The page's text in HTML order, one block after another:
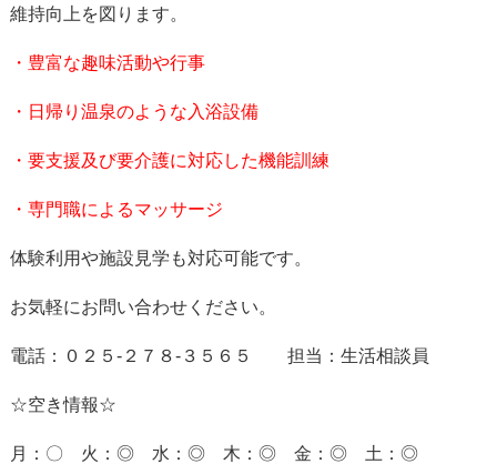
維持向上を図ります。
・豊富な趣味活動や行事
・日帰り温泉のような入浴設備
・要支援及び要介護に対応した機能訓練
・専門職によるマッサージ
体験利用や施設見学も対応可能です。
お気軽にお問い合わせください。
電話：０２５-２７８-３５６５ 担当：生活相談員
☆空き情報☆
月：〇 火：◎ 水：◎ 木：◎ 金：◎ 土：◎